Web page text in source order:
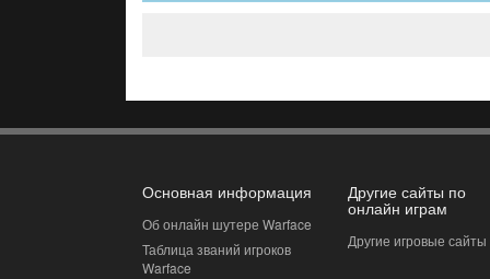
Основная информация
Об онлайн шутере Warface
Таблица званий игроков
Warface
Другие сайты по
онлайн играм
Другие игровые сайты